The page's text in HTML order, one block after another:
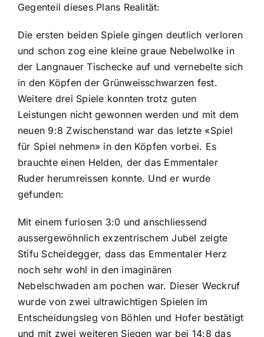
Gegenteil dieses Plans Realität:
Die ersten beiden Spiele gingen deutlich verloren
und schon zog eine kleine graue Nebelwolke in
der Langnauer Tischecke auf und vernebelte sich
in den Köpfen der Grünweisschwarzen fest.
Weitere drei Spiele konnten trotz guten
Leistungen nicht gewonnen werden und mit dem
neuen 9:8 Zwischenstand war das letzte «Spiel
für Spiel nehmen» in den Köpfen vorbei. Es
brauchte einen Helden, der das Emmentaler
Ruder herumreissen konnte. Und er wurde
gefunden:
Mit einem furiosen 3:0 und anschliessend
aussergewöhnlich exzentrischem Jubel zeigte
Stifu Scheidegger, dass das Emmentaler Herz
noch sehr wohl in den imaginären
Nebelschwaden am pochen war. Dieser Weckruf
wurde von zwei ultrawichtigen Spielen im
Entscheidungsleg von Böhlen und Hofer bestätigt
und mit zwei weiteren Siegen war bei 14:8 das